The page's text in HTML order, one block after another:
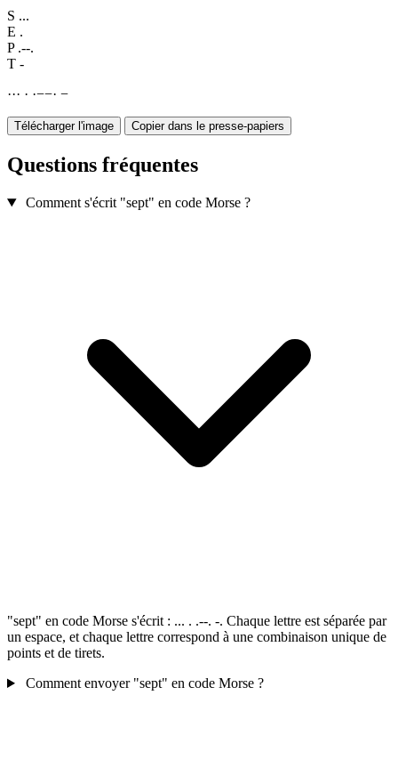
S ...
E .
P .--.
T -
··· · ·−−· −
Télécharger l'image Copier dans le presse-papiers
Questions fréquentes
Comment s'écrit "sept" en code Morse ?
"sept" en code Morse s'écrit : ... . .--. -. Chaque lettre est séparée par
un espace, et chaque lettre correspond à une combinaison unique de
points et de tirets.
Comment envoyer "sept" en code Morse ?